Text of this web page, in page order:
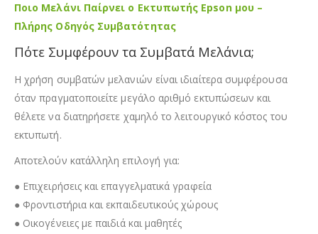
Ποιο Μελάνι Παίρνει ο Εκτυπωτής Epson μου –
Πλήρης Οδηγός Συμβατότητας
Πότε Συμφέρουν τα Συμβατά Μελάνια;
Η χρήση συμβατών μελανιών είναι ιδιαίτερα συμφέρουσα
όταν πραγματοποιείτε μεγάλο αριθμό εκτυπώσεων και
θέλετε να διατηρήσετε χαμηλό το λειτουργικό κόστος του
εκτυπωτή.
Αποτελούν κατάλληλη επιλογή για:
● Επιχειρήσεις και επαγγελματικά γραφεία
● Φροντιστήρια και εκπαιδευτικούς χώρους
● Οικογένειες με παιδιά και μαθητές